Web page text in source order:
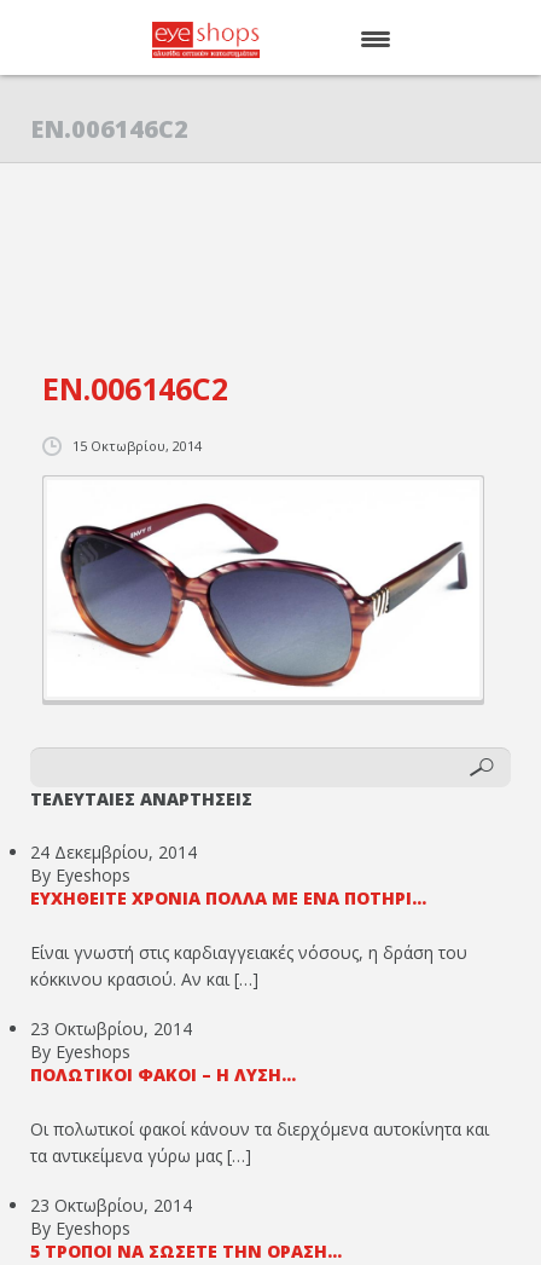
EN.006146C2
EN.006146C2
15 Οκτωβρίου, 2014
ΤΕΛΕΥΤΑΙΕΣ ΑΝΑΡΤΗΣΕΙΣ
24 Δεκεμβρίου, 2014
By Eyeshops
ΕΥΧΗΘΕΊΤΕ ΧΡΌΝΙΑ ΠΟΛΛΆ ΜΕ ΈΝΑ ΠΟΤΉΡΙ...
Είναι γνωστή στις καρδιαγγειακές νόσους, η δράση του
κόκκινου κρασιού. Αν και […]
23 Οκτωβρίου, 2014
By Eyeshops
ΠΟΛΩΤΙΚΟΊ ΦΑΚΟΊ – Η ΛΎΣΗ...
Οι πολωτικοί φακοί κάνουν τα διερχόμενα αυτοκίνητα και
τα αντικείμενα γύρω μας […]
23 Οκτωβρίου, 2014
By Eyeshops
5 ΤΡΌΠΟΙ ΝΑ ΣΏΣΕΤΕ ΤΗΝ ΌΡΑΣΉ...